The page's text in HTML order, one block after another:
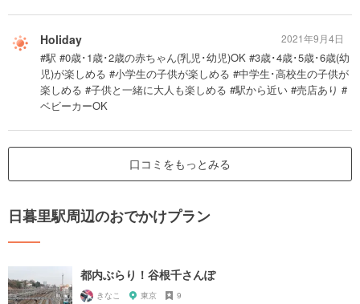
Holiday
#駅 #0歳･1歳･2歳の赤ちゃん(乳児･幼児)OK #3歳･4歳･5歳･6歳(幼
児)が楽しめる #小学生の子供が楽しめる #中学生･高校生の子供が
楽しめる #子供と一緒に大人も楽しめる #駅から近い #売店あり #
ベビーカーOK
2021年9月4日
口コミをもっとみる
日暮里駅周辺のおでかけプラン
都内ぶらり！谷根千さんぽ
きなこ 東京 9